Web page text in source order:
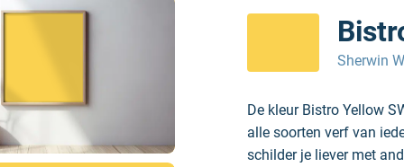
Sherwin
De kleur Bistro Yellow
alle soorten verf van
schilder je liever met